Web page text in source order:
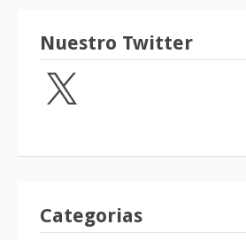
Nuestro Twitter
Categorias